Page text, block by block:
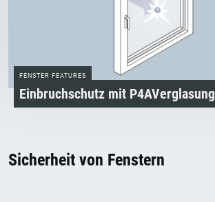
FENSTER FEATURES
Einbruchschutz mit P4A­Verglasung
Sicherheit von Fenstern